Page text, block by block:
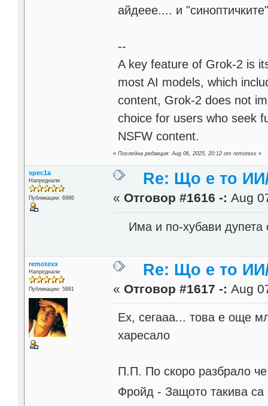
айдеее.... и
--
A key feature of Grok-2 is
most AI models, which
content, Grok-2 does not
choice for users who seek
NSFW content.
«Последна редакция: Aug 06, 2025, 20:12 от remotexx »
spec1a
Напреднали
Публикации: 6986
Re: Що е то
« Отговор #1616 -: Aug
Има и по-хубави дупета
remotexx
Напреднали
Публикации: 5881
Re: Що е то
« Отговор #1617 -: Aug
Ех, сегааа... това е още
харесало
П.П. По скоро разбрало
Фройд - Защото такива